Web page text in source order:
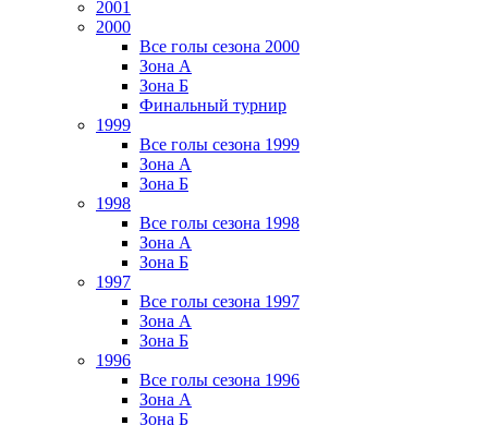
2001
2000
Все голы сезона 2000
Зона А
Зона Б
Финальный турнир
1999
Все голы сезона 1999
Зона А
Зона Б
1998
Все голы сезона 1998
Зона А
Зона Б
1997
Все голы сезона 1997
Зона А
Зона Б
1996
Все голы сезона 1996
Зона А
Зона Б